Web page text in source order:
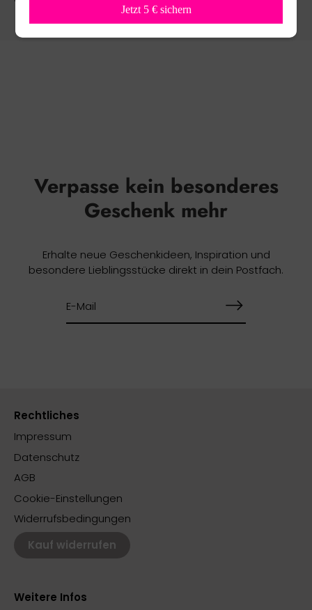
Verpasse kein besonderes
Geschenk mehr
Erhalte neue Geschenkideen, Inspiration und
besondere Lieblingsstücke direkt in dein Postfach.
Rechtliches
Impressum
Datenschutz
AGB
Cookie-Einstellungen
Widerrufsbedingungen
Kauf widerrufen
Weitere Infos
Jetzt 5 € sichern